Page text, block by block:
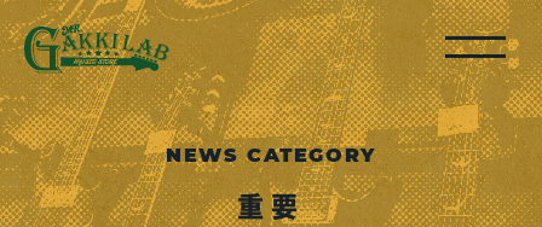
NEWS CATEGORY
重要